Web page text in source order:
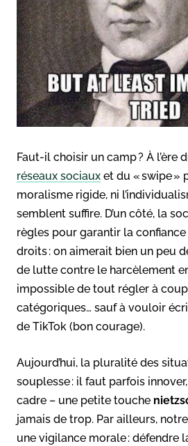
Faut-il choisir un camp ? À l’ère
réseaux sociaux et du « swipe »
moralisme rigide, ni
semblent suffire. D’un côté, la
règles pour garantir la
droits : on aimerait bien un peu
de lutte contre le harcèlement
impossible de tout régler à
catégoriques… sauf à vouloir
de TikTok (bon courage).
Aujourd’hui, la pluralité des
souplesse : il faut parfois
cadre – une petite touche
jamais de trop. Par ailleurs,
une vigilance morale : défendre